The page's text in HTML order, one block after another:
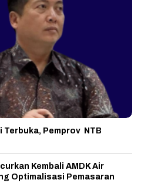
Pemprov NTB
Kembali AMDK Air
Optimalisasi Pemasaran